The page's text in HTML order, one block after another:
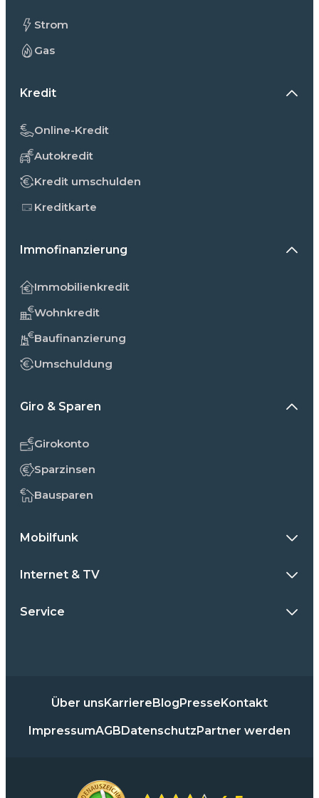
Strom
Gas
Kredit
Online-Kredit
Autokredit
Kredit umschulden
Kreditkarte
Immofinanzierung
Immobilienkredit
Wohnkredit
Baufinanzierung
Umschuldung
Giro & Sparen
Girokonto
Sparzinsen
Bausparen
Mobilfunk
Internet & TV
Service
Über unsKarriereBlogPresseKontakt
ImpressumAGBDatenschutzPartner werden